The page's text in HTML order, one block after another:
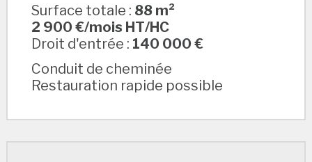
Surface totale : 88 m²
2 900 €/mois HT/HC
Droit d'entrée : 140 000 €
Conduit de cheminée
Restauration rapide possible